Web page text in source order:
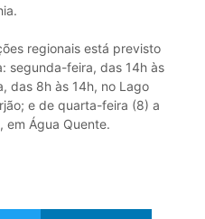
regionais está previsto
segunda-feira, das 14h às
das 8h às 14h, no Lago
e de quarta-feira (8) a
em Água Quente.